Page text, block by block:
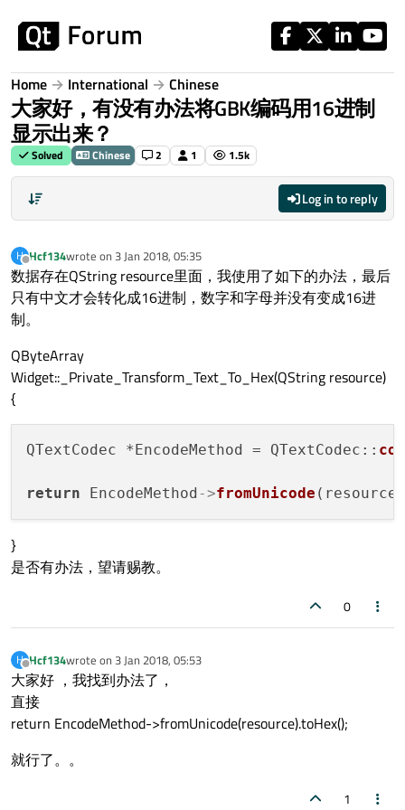
Home International Chinese
大家好，有没有办法将GBK编码用16进制
显示出来？
Solved Chinese 2 1 1.5k
Log in to reply
H
Offline
Hcf134wrote on 3 Jan 2018, 05:35
last edited by
数据存在QString resource里面，我使用了如下的办法，最后
只有中文才会转化成16进制，数字和字母并没有变成16进
制。
QByteArray
Widget::_Private_Transform_Text_To_Hex(QString resource)
{
QTextCodec *EncodeMethod = QTextCodec::
return EncodeMethod ->fromUnicode
}
是否有办法，望请赐教。
0
H
Offline
Hcf134wrote on 3 Jan 2018, 05:53
last edited by
大家好 ，我找到办法了，
直接
return EncodeMethod->fromUnicode(resource).toHex();
就行了。。
1